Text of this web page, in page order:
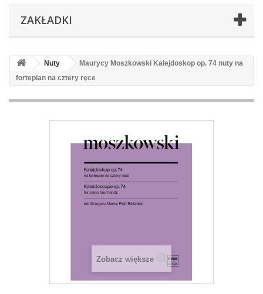
ZAKŁADKI
Nuty
Maurycy Moszkowski Kalejdoskop op. 74 nuty na
fortepian na cztery ręce
Zobacz większe